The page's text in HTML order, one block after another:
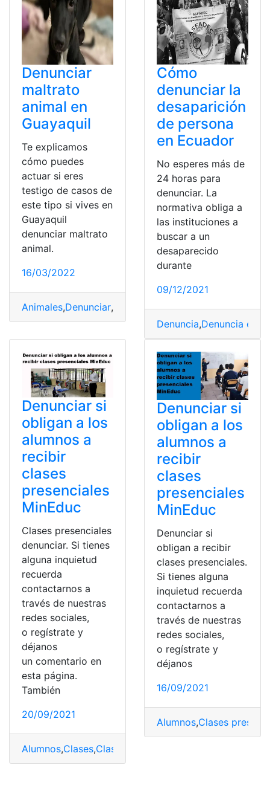
Denunciar
maltrato
animal en
Guayaquil
Te explicamos
cómo puedes
actuar si eres
testigo de casos de
este tipo si vives en
Guayaquil
denunciar maltrato
animal.
16/03/2022
Animales,Denunciar, Guayaquil,Los Ceibos,Maltrato
Cómo
denunciar la
desaparición
de persona
en Ecuador
No esperes más de
24 horas para
denunciar. La
normativa obliga a
las instituciones a
buscar a un
desaparecido
durante
09/12/2021
Denuncia,Denuncia en
Denunciar si
obligan a los
alumnos a
recibir
clases
presenciales
MinEduc
Clases presenciales
denunciar. Si tienes
alguna inquietud
recuerda
contactarnos a
través de nuestras
redes sociales,
o regístrate y
déjanos
un comentario en
esta página.
También
20/09/2021
Alumnos,Clases,Clases Hibridas
Denunciar si
obligan a los
alumnos a
recibir
clases
presenciales
MinEduc
Denunciar si
obligan a recibir
clases presenciales.
Si tienes alguna
inquietud recuerda
contactarnos a
través de nuestras
redes sociales,
o regístrate y
déjanos
16/09/2021
Alumnos,Clases